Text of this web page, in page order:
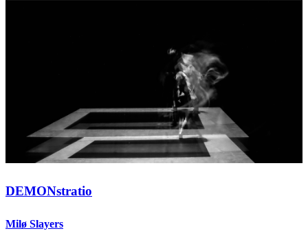
DEMONstratio
Milø Slayers